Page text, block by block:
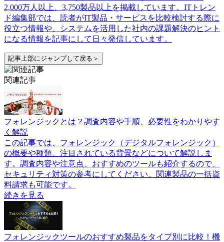
2,000万人以上、3,750製品以上を掲載しています。ITトレン
ド編集部では、読者がIT製品・サービスを比較検討する際に
役立つ情報や、システムを活用した社内の課題解決のヒント
になる情報を記事にして日々発信しています。
記事上部にジャンプして戻る＞
関連記事
フォレンジックとは？調査内容や手順、必要性をわかりやす
く解説
この記事では、フォレンジック（デジタルフォレンジック）
の概要や種類、注目されている背景などについて解説しま
す。調査内容や注意点、おすすめのツールも紹介するので、
セキュリティ対策の参考にしてください。関連製品の一括資
料請求も可能です。
続きを見る
フォレンジックツールのおすすめ製品をタイプ別に比較！機